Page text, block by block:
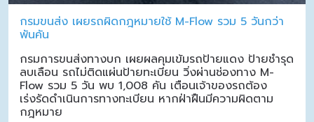
กรมขนส่ง เผยรถผิดกฎหมายใช้ M-Flow รวม 5 วันกว่า
พันคัน
กรมการขนส่งทางบก เผยผลคุมเข้มรถป้ายแดง ป้ายชำรุด
ลบเลือน รถไม่ติดแผ่นป้ายทะเบียน วิ่งผ่านช่องทาง M-
Flow รวม 5 วัน พบ 1,008 คัน เตือนเจ้าของรถต้อง
เร่งรัดดำเนินการทางทะเบียน หากฝ่าฝืนมีความผิดตาม
กฎหมาย